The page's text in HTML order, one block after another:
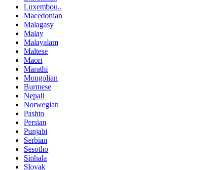
Luxembou..
Macedonian
Malagasy
Malay
Malayalam
Maltese
Maori
Marathi
Mongolian
Burmese
Nepali
Norwegian
Pashto
Persian
Punjabi
Serbian
Sesotho
Sinhala
Slovak